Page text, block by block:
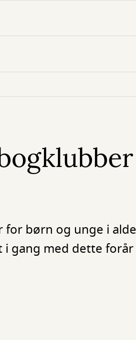
børn og unge i
gang med dette forår